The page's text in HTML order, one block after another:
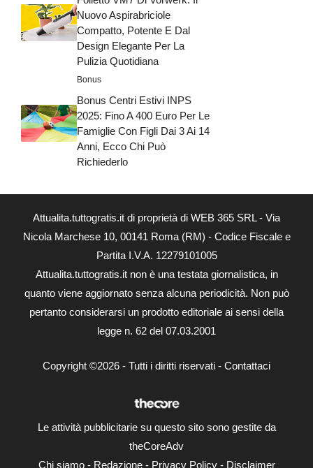
Nuovo Aspirabriciole
Compatto, Potente E Dal
Design Elegante Per La
Pulizia Quotidiana
Bonus
Bonus Centri Estivi INPS
2025: Fino A 400 Euro Per Le
Famiglie Con Figli Dai 3 Ai 14
Anni, Ecco Chi Può
Richiederlo
Attualita.tuttogratis.it di proprietà di WEB 365 SRL - Via
Nicola Marchese 10, 00141 Roma (RM) - Codice Fiscale e
Partita I.V.A. 12279101005
Attualita.tuttogratis.it non è una testata giornalistica, in
quanto viene aggiornato senza alcuna periodicità. Non può
pertanto considerarsi un prodotto editoriale ai sensi della
legge n. 62 del 07.03.2001
Copyright ©2026 - Tutti i diritti riservati - Contattaci
Le attività pubblicitarie su questo sito sono gestite da
theCoreAdv
Chi siamo- Redazione- Privacy Policy- Disclaimer